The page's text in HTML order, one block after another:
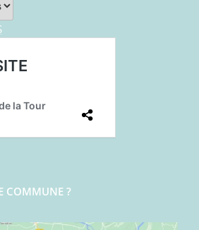
COMMUNE ?